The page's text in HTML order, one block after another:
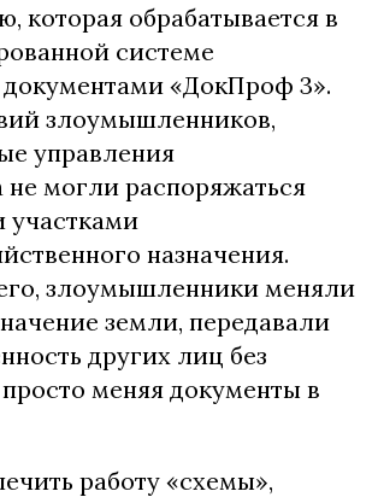
которая обрабатывается в
системе
«ДокПроф 3».
злоумышленников,
управления
не могли распоряжаться
участками
назначения.
злоумышленники меняли
земли, передавали
других лиц без
меняя документы в
работу «схемы»,